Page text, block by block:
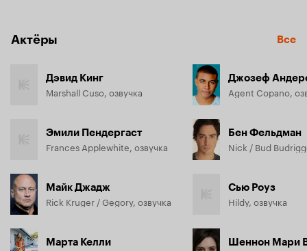
Актёры Все
Дэвид Кинг
Marshall Cuso, озвучка
Эмили Пендергаст
Frances Applewhite, озвучка
Майк Джадж
Rick Kruger / Gegory, озвучка
Марта Келли
Джозеф
Agent Copano,
Бен Фельдман
Сью Роуз
Hildy, озвучка
Шеннон Мари